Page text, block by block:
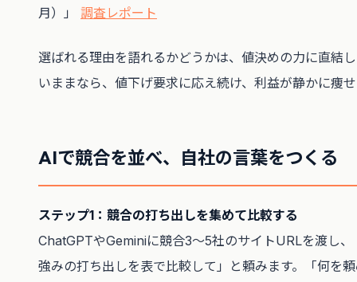
月）」 調査レポート
選ばれる理由を語れるかどうかは、値決めの力に直結
いままなら、値下げ要求に応え続け、利益が静かに痩
AIで競合を並べ、自社の言葉をつくる
ステップ1：競合の打ち出しを集めて比較する
ChatGPTやGeminiに競合3〜5社のサイトURLを渡し、
強みの打ち出しを表で比較して」と頼みます。「何を